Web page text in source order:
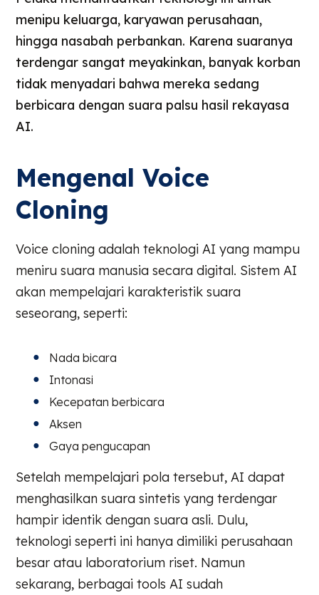
menipu keluarga, karyawan perusahaan,
hingga nasabah perbankan. Karena suaranya
terdengar sangat meyakinkan, banyak korban
tidak menyadari bahwa mereka sedang
berbicara dengan suara palsu hasil rekayasa
AI.
Mengenal Voice
Cloning
Voice cloning adalah teknologi AI yang mampu
meniru suara manusia secara digital. Sistem AI
akan mempelajari karakteristik suara
seseorang, seperti:
Nada bicara
Intonasi
Kecepatan berbicara
Aksen
Gaya pengucapan
Setelah mempelajari pola tersebut, AI dapat
menghasilkan suara sintetis yang terdengar
hampir identik dengan suara asli. Dulu,
teknologi seperti ini hanya dimiliki perusahaan
besar atau laboratorium riset. Namun
sekarang, berbagai tools AI sudah